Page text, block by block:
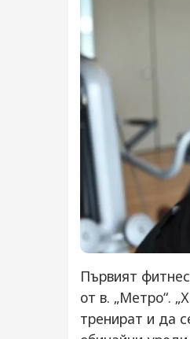
Първият
от в. „Метро“.
тренират и да